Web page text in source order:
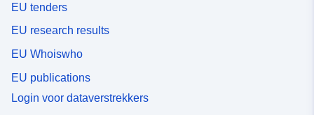
EU tenders
EU research results
EU Whoiswho
EU publications
Login voor dataverstrekkers